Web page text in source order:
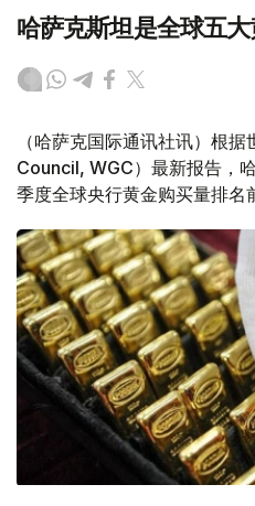
哈萨克斯坦是全球五
（哈萨克国际通讯社讯）根
Council, WGC）最新报告，
季度全球央行黄金购买量排名